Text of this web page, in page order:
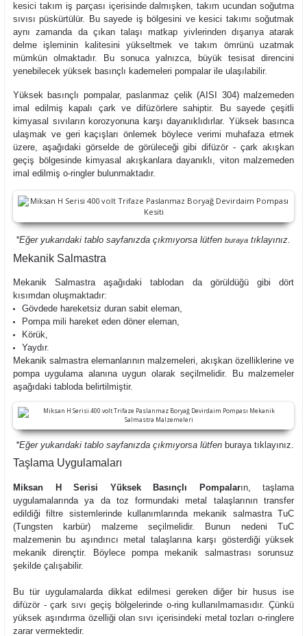
kesici takım iş parçası içerisinde dalmışken, takım ucundan soğutma
sıvısı püskürtülür. Bu sayede iş bölgesini ve kesici takımı soğutmak
aynı zamanda da çıkan talaşı matkap yivlerinden dışarıya atarak
delme işleminin kalitesini yükseltmek ve takım ömrünü uzatmak
mümkün olmaktadır. Bu sonuca yalnızca, büyük tesisat direncini
yenebilecek yüksek basınçlı kademeleri pompalar ile ulaşılabilir.
Yüksek basınçlı pompalar, paslanmaz çelik (AISI 304) malzemeden
imal edilmiş kapalı çark ve difüzörlere sahiptir. Bu sayede çeşitli
kimyasal sıvıların korozyonuna karşı dayanıklıdırlar. Yüksek basınca
ulaşmak ve geri kaçışları önlemek böylece verimi muhafaza etmek
üzere, aşağıdaki görselde de görüleceği gibi difüzör - çark akışkan
geçiş bölgesinde kimyasal akışkanlara dayanıklı, viton malzemeden
imal edilmiş o-ringler bulunmaktadır.
*Eğer yukarıdaki tablo sayfanızda çıkmıyorsa lütfen buraya tıklayınız.
Mekanik Salmastra
Mekanik Salmastra aşağıdaki tablodan da görüldüğü gibi dört
kısımdan oluşmaktadır:
Gövdede hareketsiz duran sabit eleman,
Pompa mili hareket eden döner eleman,
Körük,
Yaydır.
Mekanik salmastra elemanlarının malzemeleri, akışkan özelliklerine ve
pompa uygulama alanına uygun olarak seçilmelidir. Bu malzemeler
aşağıdaki tabloda belirtilmiştir.
*Eğer yukarıdaki tablo sayfanızda çıkmıyorsa lütfen burayatıklayınız.
Taşlama Uygulamaları
Miksan H Serisi Yüksek Basınçlı Pompaların, taşlama
uygulamalarında ya da toz formundaki metal talaşlarının transfer
edildiği filtre sistemlerinde kullanımlarında mekanik salmastra TuC
(Tungsten karbür) malzeme seçilmelidir. Bunun nedeni TuC
malzemenin bu aşındırıcı metal talaşlarına karşı gösterdiği yüksek
mekanik dirençtir. Böylece pompa mekanik salmastrası sorunsuz
şekilde çalışabilir.
Bu tür uygulamalarda dikkat edilmesi gereken diğer bir husus ise
difüzör - çark sıvı geçiş bölgelerinde o-ring kullanılmamasıdır. Çünkü
yüksek aşındırma özelliği olan sıvı içerisindeki metal tozları o-ringlere
zarar vermektedir.